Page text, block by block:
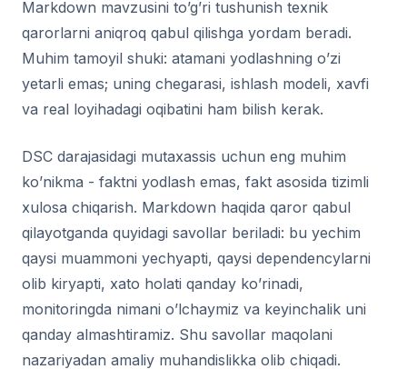
Markdown mavzusini to’g’ri tushunish texnik
qarorlarni aniqroq qabul qilishga yordam beradi.
Muhim tamoyil shuki: atamani yodlashning o’zi
yetarli emas; uning chegarasi, ishlash modeli, xavfi
va real loyihadagi oqibatini ham bilish kerak.
DSC darajasidagi mutaxassis uchun eng muhim
ko’nikma - faktni yodlash emas, fakt asosida tizimli
xulosa chiqarish. Markdown haqida qaror qabul
qilayotganda quyidagi savollar beriladi: bu yechim
qaysi muammoni yechyapti, qaysi dependencylarni
olib kiryapti, xato holati qanday ko’rinadi,
monitoringda nimani o’lchaymiz va keyinchalik uni
qanday almashtiramiz. Shu savollar maqolani
nazariyadan amaliy muhandislikka olib chiqadi.